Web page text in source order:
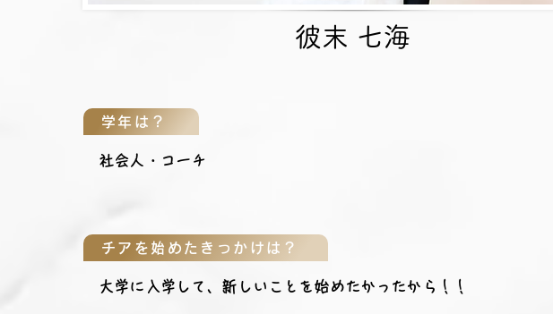
彼末 七海
学年は？
社会人・コーチ
チアを始めたきっかけは？
大学に入学して、新しいことを始めたかったから！！